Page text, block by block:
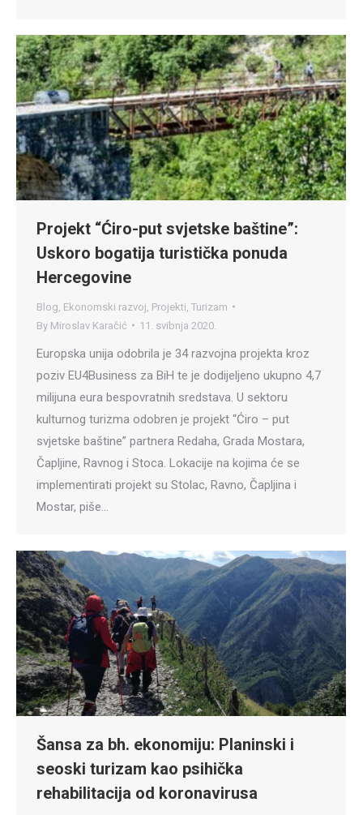
Projekt “Ćiro-put svjetske baštine”:
Uskoro bogatija turistička ponuda
Hercegovine
Blog Ekonomski razvoj Projekti Turizam
By Miroslav Karačić 11. svibnja 2020.
Europska unija odobrila je 34 razvojna projekta kroz
poziv EU4Business za BiH te je dodijeljeno ukupno 4,7
milijuna eura bespovratnih sredstava. U sektoru
kulturnog turizma odobren je projekt “Ćiro – put
svjetske baštine” partnera Redaha, Grada Mostara,
Čapljine, Ravnog i Stoca. Lokacije na kojima će se
implementirati projekt su Stolac, Ravno, Čapljina i
Mostar, piše…
Šansa za bh. ekonomiju: Planinski i
seoski turizam kao psihička
rehabilitacija od koronavirusa